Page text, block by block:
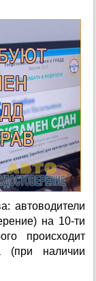
автоводители
на 10-ти
происходит
(при наличии